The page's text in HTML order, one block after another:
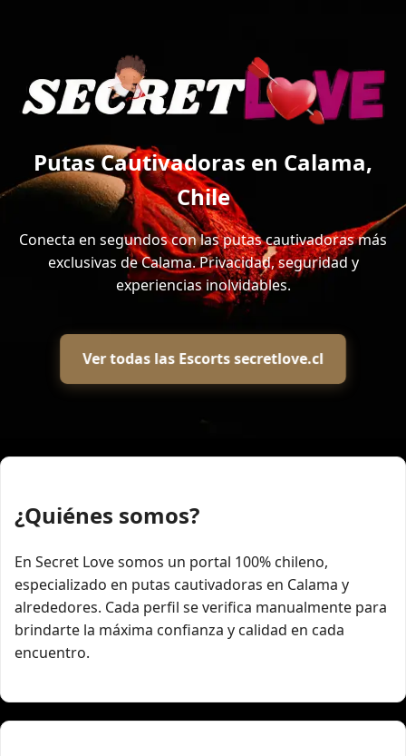
Putas Cautivadoras en Calama,
Chile
Conecta en segundos con las putas cautivadoras más
exclusivas de Calama. Privacidad, seguridad y
experiencias inolvidables.
Ver todas las Escorts secretlove.cl
¿Quiénes somos?
En Secret Love somos un portal 100% chileno,
especializado en putas cautivadoras en Calama y
alrededores. Cada perfil se verifica manualmente para
brindarte la máxima confianza y calidad en cada
encuentro.